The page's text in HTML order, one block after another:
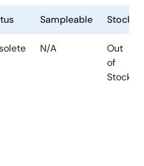
Sampleable Stock
N/A
Out
of
Stock